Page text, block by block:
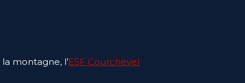
montagne, l’ESF Courchevel